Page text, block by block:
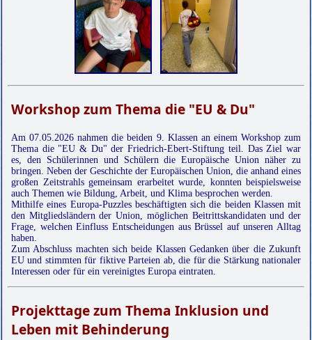
Workshop zum Thema die "EU & Du"
Am 07.05.2026 nahmen die beiden 9. Klassen an einem Workshop zum
Thema die "EU & Du" der Friedrich-Ebert-Stiftung teil. Das Ziel war
es, den Schülerinnen und Schülern die Europäische Union näher zu
bringen. Neben der Geschichte der Europäischen Union, die anhand eines
großen Zeitstrahls gemeinsam erarbeitet wurde, konnten beispielsweise
auch Themen wie Bildung, Arbeit, und Klima besprochen werden.
Mithilfe eines Europa-Puzzles beschäftigten sich die beiden Klassen mit
den Mitgliedsländern der Union, möglichen Beitrittskandidaten und der
Frage, welchen Einfluss Entscheidungen aus Brüssel auf unseren Alltag
haben.
Zum Abschluss machten sich beide Klassen Gedanken über die Zukunft
EU und stimmten für fiktive Parteien ab, die für die Stärkung nationaler
Interessen oder für ein vereinigtes Europa eintraten.
Projekttage zum Thema Inklusion und
Leben mit Behinderung